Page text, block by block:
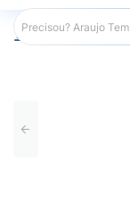
Araujo Cabelo